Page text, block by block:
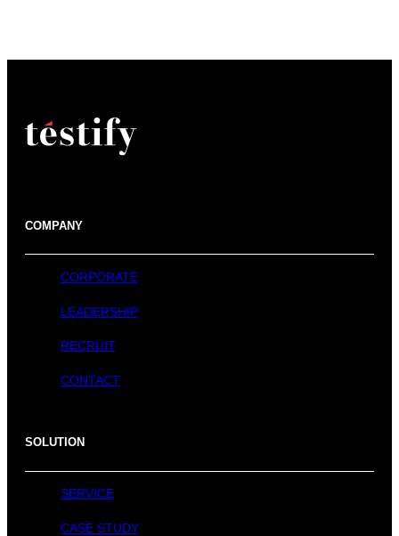
COMPANY
CORPORATE
LEADERSHIP
RECRUIT
CONTACT
SOLUTION
SERVICE
CASE STUDY